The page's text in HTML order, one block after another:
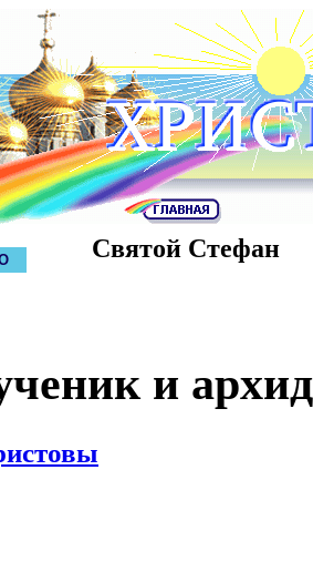
Святой Стефан
и